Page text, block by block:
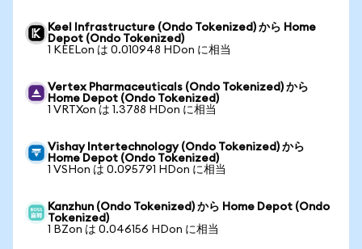
Keel Infrastructure (Ondo Tokenized) から Home
Depot (Ondo Tokenized)
1 KEELon は 0.010948 HDon に相当
Vertex Pharmaceuticals (Ondo Tokenized) から
Home Depot (Ondo Tokenized)
1 VRTXon は 1.3788 HDon に相当
Vishay Intertechnology (Ondo Tokenized) から
Home Depot (Ondo Tokenized)
1 VSHon は 0.095791 HDon に相当
Kanzhun (Ondo Tokenized) から Home Depot (Ondo
Tokenized)
1 BZon は 0.046156 HDon に相当